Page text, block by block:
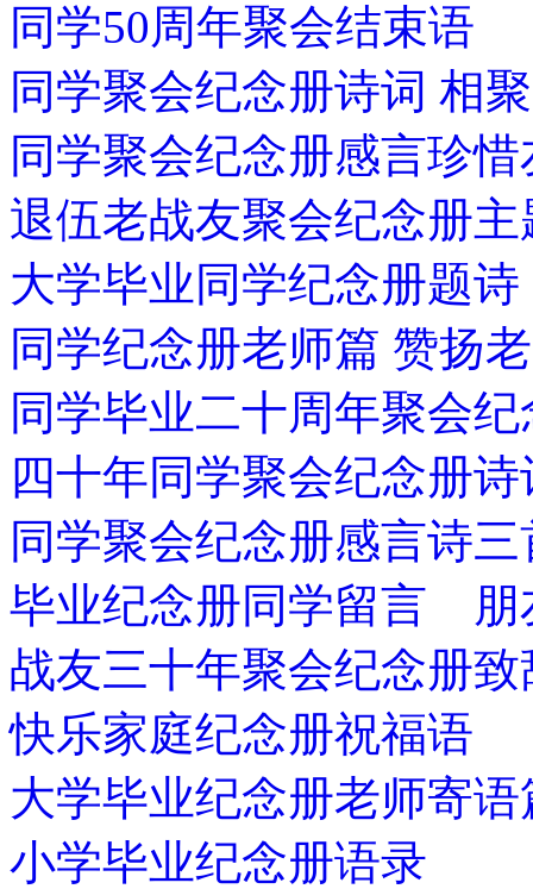
同学50周年聚会结束语
同学聚会纪念册诗词 相聚
同学聚会纪念册感言珍
退伍老战友聚会纪念册
大学毕业同学纪念册题诗
同学纪念册老师篇 赞扬
同学毕业二十周年聚会
四十年同学聚会纪念册
同学聚会纪念册感言诗三
毕业纪念册同学留言 朋
战友三十年聚会纪念册致
快乐家庭纪念册祝福语
大学毕业纪念册老师寄语
小学毕业纪念册语录